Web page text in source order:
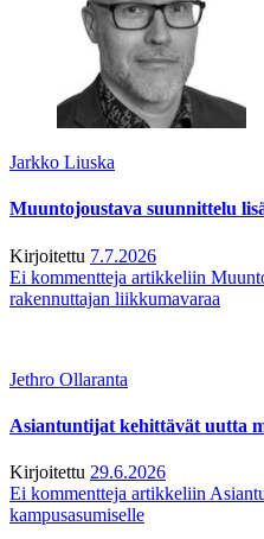
Jarkko Liuska
Muuntojoustava suunnittelu
Kirjoitettu 7.7.2026
Ei kommentteja artikkeliin
rakennuttajan liikkumavaraa
Jethro Ollaranta
Asiantuntijat kehittävät uutta
Kirjoitettu 29.6.2026
Ei kommentteja artikkeliin
kampusasumiselle